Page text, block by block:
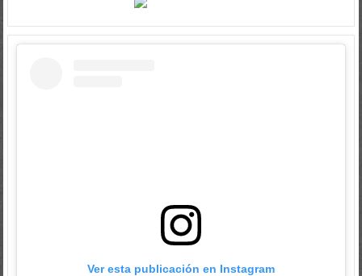
Ver esta publicación en Instagram